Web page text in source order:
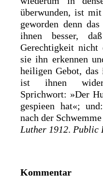
überwunden, ist mit
geworden denn das
ihnen besser,
Gerechtigkeit nicht
sie ihn erkennen
heiligen Gebot, das
ist ihnen
Sprichwort: »Der
gespieen hat«;
nach der
Luther 1912. Public
Kommentar